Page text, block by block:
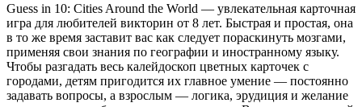
Guess in 10: Cities Around the World — увлекательная карточная
игра для любителей викторин от 8 лет. Быстрая и простая, она
в то же время заставит вас как следует пораскинуть мозгами,
применяя свои знания по географии и иностранному языку.
Чтобы разгадать весь калейдоскоп цветных карточек с
городами, детям пригодится их главное умение — постоянно
задавать вопросы, а взрослым — логика, эрудиция и желание